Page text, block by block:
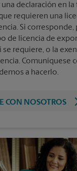
declaración en la
requieren una
Si
de licencia de
se requiere, o la
Comuníquese
a hacerlo.
CON NOSOTROS